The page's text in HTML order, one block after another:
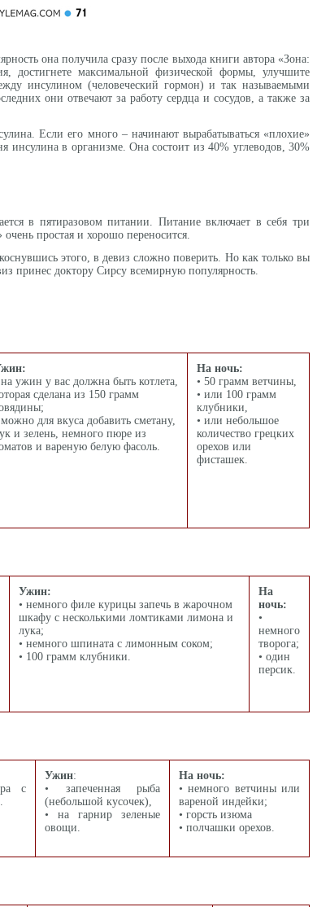
она получила сразу после выхода книги автора «Зона:
достигнете максимальной физической формы, улучшите
инсулином (человеческий гормон) и так называемыми
они отвечают за работу сердца и сосудов, а также за
Если его много – начинают вырабатываться «плохие»
инсулина в организме. Она состоит из 40% углеводов, 30%
в пятиразовом питании. Питание включает в себя три
простая и хорошо переносится.
этого, в девиз сложно поверить. Но как только вы
принес доктору Сирсу всемирную популярность.
на ужин у вас должна быть котлета,
сделана из 150 грамм
можно для вкуса добавить сметану,
и зелень, немного пюре из
и вареную белую фасоль.
На ночь:
• 50 грамм ветчины,
• или 100 грамм
клубники,
• или небольшое
количество грецких
орехов или
фисташек.
Ужин:
• немного филе курицы запечь в жарочном
шкафу с несколькими ломтиками лимона и
лука;
• немного шпината с лимонным соком;
• 100 грамм клубники.
На
ночь:
•
немного
творога;
• один
персик.
с
Ужин:
• запеченная рыба
(небольшой кусочек),
• на гарнир зеленые
овощи.
На ночь:
• немного ветчины или
вареной индейки;
• горсть изюма
• полчашки орехов.